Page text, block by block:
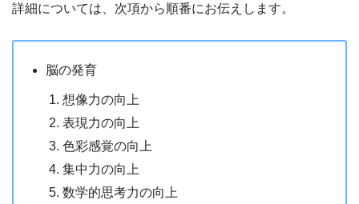
詳細については、次項から順番にお伝えします。
脳の発育
想像力の向上
表現力の向上
色彩感覚の向上
集中力の向上
数学的思考力の向上